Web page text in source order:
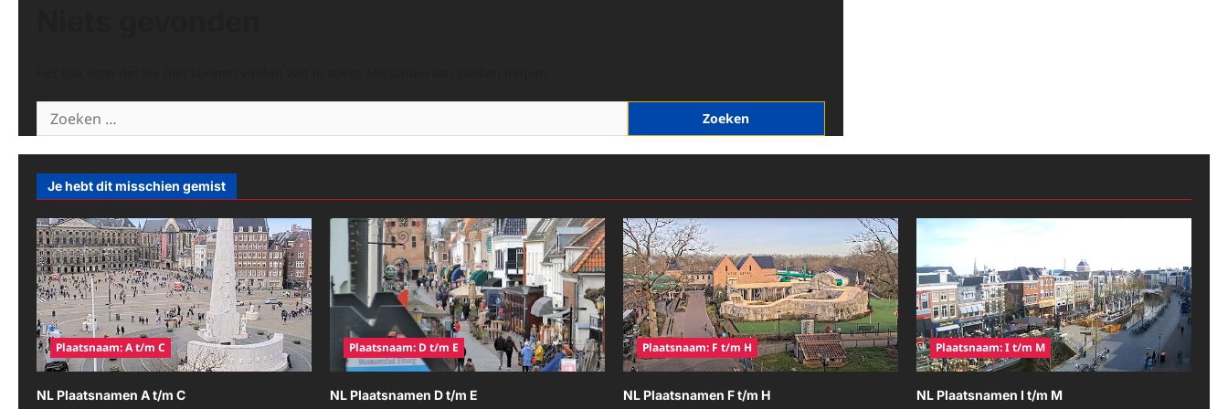
Zoeken
naar:
Je hebt dit misschien gemist
Plaatsnaam: A t/m C
NL Plaatsnamen A t/m C
Plaatsnaam: D t/m E
NL Plaatsnamen D t/m E
Plaatsnaam: F t/m H
NL Plaatsnamen F t/m H
Plaatsnaam: I t/m M
NL Plaatsnamen I t/m M